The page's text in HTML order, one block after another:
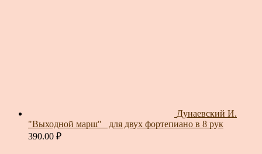
Дунаевский И.
"Выходной марш"_ для двух фортепиано в 8 рук
390.00 ₽